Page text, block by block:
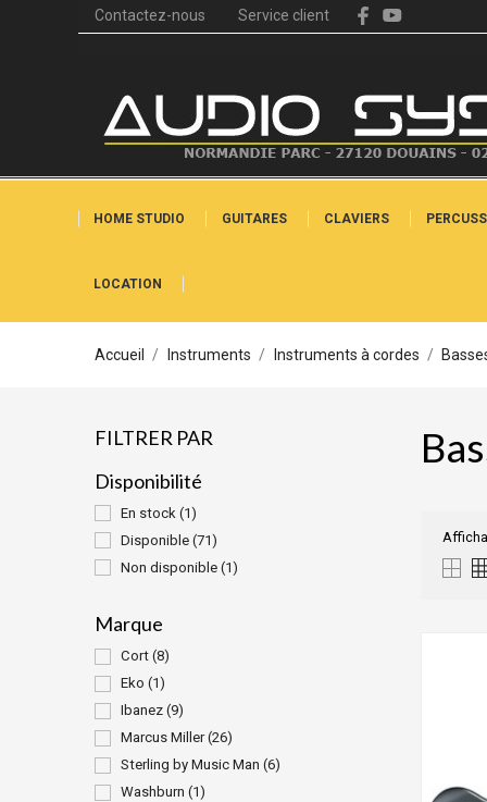
Contactez-nous Service client
HOME STUDIO GUITARES CLAVIERS
LOCATION
Accueil Instruments Instruments à cordes
FILTRER PAR
Disponibilité
En stock (1)
Disponible (71)
Non disponible (1)
Marque
Cort (8)
Eko (1)
Ibanez (9)
Marcus Miller(26)
Sterling by Music Man (6)
Washburn (1)